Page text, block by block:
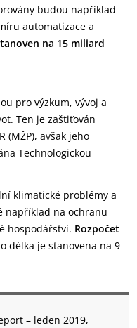
budou například
automatizace a
na 15 miliard
pro výzkum, vývoj a
Ten je zaštiťován
(MŽP), avšak jeho
Technologickou
klimatické problémy a
například na ochranu
hospodářství. Rozpočet
délka je stanovena na 9
– leden 2019,